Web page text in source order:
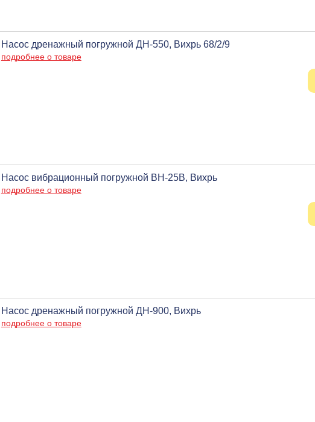
Насос дренажный погружной ДН-550, Вихрь 68/2/9
подробнее о товаре
Насос вибрационный погружной ВН-25В, Вихрь
подробнее о товаре
Насос дренажный погружной ДН-900, Вихрь
подробнее о товаре